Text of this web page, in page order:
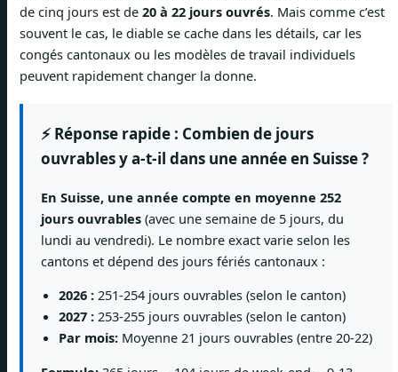
de cinq jours est de 20 à 22 jours ouvrés. Mais comme c’est
souvent le cas, le diable se cache dans les détails, car les
congés cantonaux ou les modèles de travail individuels
peuvent rapidement changer la donne.
⚡ Réponse rapide : Combien de jours
ouvrables y a-t-il dans une année en Suisse ?
En Suisse, une année compte en moyenne 252
jours ouvrables (avec une semaine de 5 jours, du
lundi au vendredi). Le nombre exact varie selon les
cantons et dépend des jours fériés cantonaux :
2026 : 251-254 jours ouvrables (selon le canton)
2027 : 253-255 jours ouvrables (selon le canton)
Par mois: Moyenne 21 jours ouvrables (entre 20-22)